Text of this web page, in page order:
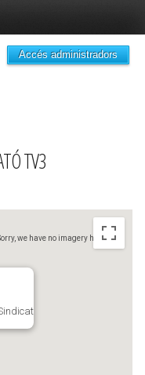
Accés administradors
TV3
we have no imagery here.